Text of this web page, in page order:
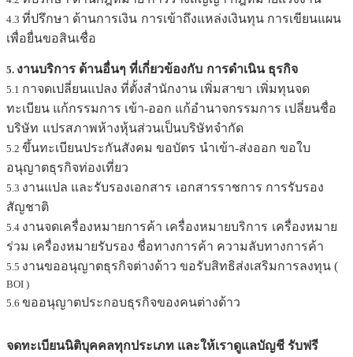
4.3 ที่ปรึกษา ด้านการเงิน การเข้าถึงแหล่งเงินทุน การเขียนแผน
เพื่อยื่นขอสินเชื่อ
5. งานบริการ ด้านอื่นๆ ที่เกี่ยวข้องกับ การดำเนิน ธุรกิจ
5.1 กาจดเปลี่ยนแปลง ที่ตั้งสำนักงาน เพิ่มสาขา เพิ่มทุนจด
ทะเบียน แก้กรรมการ เข้า-ออก แก้อำนาจกรรมการ เปลี่ยนชื่อ
บริษัท แปรสภาพห้างหุ้นส่วนเป็นบริษัทจำกัด
5.2 ขึ้นทะเบียนประกันสังคม ขอบัตร นำเข้า-ส่งออก ขอใบ
อนุญาตธุรกิจท่องเที่ยว
5.3 งานแปล และรับรองเอกสาร เอกสารราชการ การรับรอง
สัญชาติ
5.4 งานจดเครื่องหมายการค้า เครื่องหมายบริการ เครื่องหมาย
ร่วม เครื่องหมายรับรอง ชื่อทางการค้า ความลับทางการค้า
5.5 งานขออนุญาตธุรกิจต่างด้าว ขอรับสิทธิส่งเสริมการลงทุน (
BOI )
5.6 ขออนุญาตประกอบธุรกิจของคนต่างด้าว
จดทะเบียนนิติบุคคลทุกประเภท และให้เราดูแลบัญชี รับฟรี